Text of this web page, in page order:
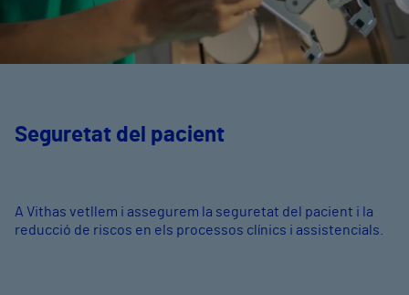
Seguretat del pacient
A Vithas vetllem i assegurem la seguretat del pacient i la
reducció de riscos en els processos clínics i assistencials.